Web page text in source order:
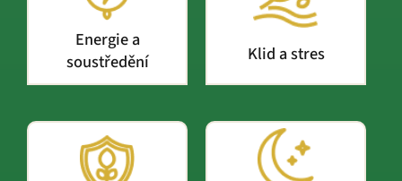
Energie a
soustředění
Klid a stres